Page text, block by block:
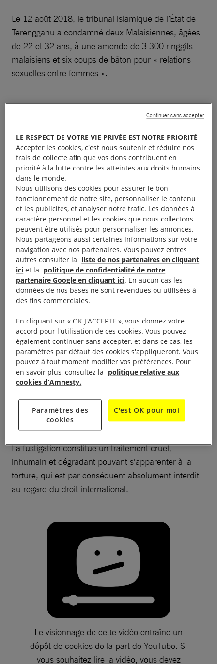
Le 12 août 2018, le tribunal islamique de l’État de
Terengganu a condamné deux Malaisiennes, âgées
de 22 et 32 ans, à une amende de 3 300 ringgits
malaisiens et six coups de bâton pour « relations
sexuelles entre femmes ».
d’attaques contre les
droits LGBTI
La fustigation de ces deux femmes fait suite à
plusieurs semaines d’attaques visant les personnes
LGBTIen Malaisie.
Des établissements LGBTI ont subi des descentes
de police.
Des responsables politiques et des représentants du
gouvernement ont prononcé de nombreuses
les gays et les personnes bisexuelles, transgenres ou
intersexuées. La semaine dernière, certains médias
ont cité le ministre des Affaires religieuses, Datuk
Mujahid Yusof Rawa, déclarant que le
gouvernement du Pakatan Harapan (Alliance de
LGBTI et que son engagement à leur égard par le
passé ne visait qu’à leur « réinsertion ».
La fustigation constitue un traitement cruel,
inhumain et dégradant pouvant s’apparenter à la
torture, qui est par conséquent absolument interdit
au regard du droit international.
Le visionnage de cette vidéo entraîne un
dépôt de cookies de la part de YouTube. Si
vous souhaitez lire la vidéo, vous devez
LE RESPECT DE VOTRE VIE PRIVÉE EST NOTRE PRIORITÉ
Accepter les cookies, c'est nous soutenir et réduire nos
frais de collecte afin que vos dons contribuent en
priorité à la lutte contre les atteintes aux droits humains
dans le monde.
Nous utilisons des cookies pour assurer le bon
fonctionnement de notre site, personnaliser le contenu
et les publicités, et analyser notre trafic. Les données à
caractère personnel et les cookies que nous collectons
peuvent être utilisés pour personnaliser les annonces.
Nous partageons aussi certaines informations sur votre
navigation avec nos partenaires. Vous pouvez entres
autres consulter la liste de nos partenaires en cliquant
ici et la politique de confidentialité de notre
partenaire Google en cliquant ici. En aucun cas les
données de nos bases ne sont revendues ou utilisées à
des fins commerciales.
En cliquant sur « OK J'ACCEPTE », vous donnez votre
accord pour l'utilisation de ces cookies. Vous pouvez
également continuer sans accepter, et dans ce cas, les
paramètres par défaut des cookies s'appliqueront. Vous
pouvez à tout moment modifier vos préférences. Pour
en savoir plus, consultez la politique relative aux
cookies d’Amnesty.
Paramètres des
cookies
C'est OK pour moi
Continuer sans accepter